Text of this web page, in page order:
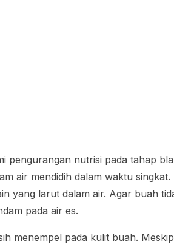
pengurangan nutrisi pada tahap
air mendidih dalam waktu singkat.
yang larut dalam air. Agar buah
pada air es.
menempel pada kulit buah.